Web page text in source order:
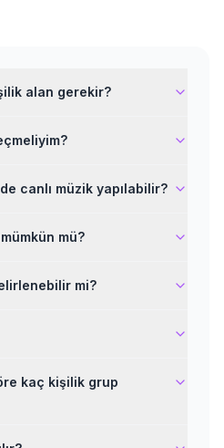
alan gerekir?
canlı müzik yapılabilir?
mü?
mi?
kaç kişilik grup